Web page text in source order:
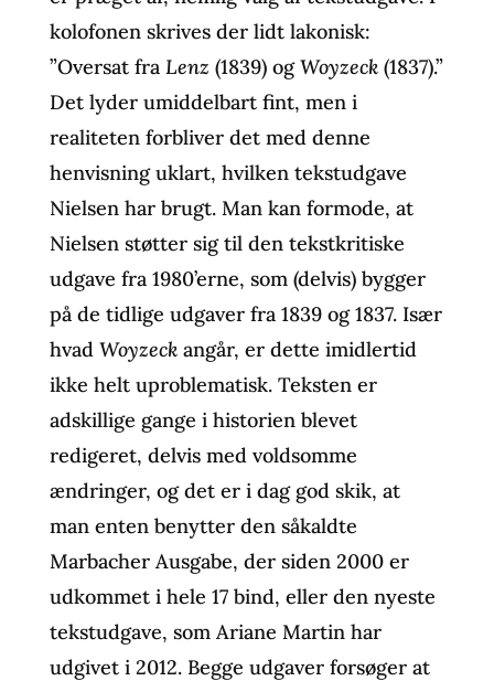
kolofonen skrives der lidt lakonisk:
”Oversat fra Lenz (1839) ogWoyzeck(1837).”
Det lyder umiddelbart fint, men i
realiteten forbliver det med denne
henvisning uklart, hvilken tekstudgave
Nielsen har brugt. Man kan formode, at
Nielsen støtter sig til den tekstkritiske
udgave fra 1980’erne, som (delvis) bygger
på de tidlige udgaver fra 1839 og 1837. Især
hvad Woyzeckangår, er dette imidlertid
ikke helt uproblematisk. Teksten er
adskillige gange i historien blevet
redigeret, delvis med voldsomme
ændringer, og det er i dag god skik, at
man enten benytter den såkaldte
Marbacher Ausgabe, der siden 2000 er
udkommet i hele 17 bind, eller den nyeste
tekstudgave, som Ariane Martin har
udgivet i 2012. Begge udgaver forsøger at